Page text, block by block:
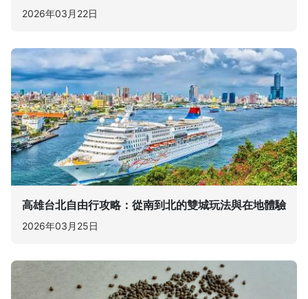
2026年03月22日
高雄台北自由行攻略：從南到北的雙城玩法與在地體驗
2026年03月25日